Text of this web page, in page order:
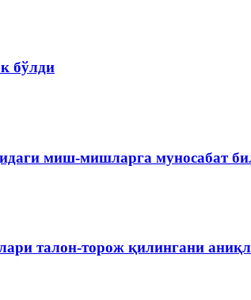
бўлди
миш-мишларга муносабат
талон-торож қилингани